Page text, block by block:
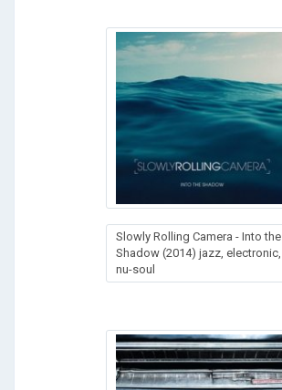
Slowly Rolling Camera - Into the
Shadow (2014) jazz, electronic,
nu-soul